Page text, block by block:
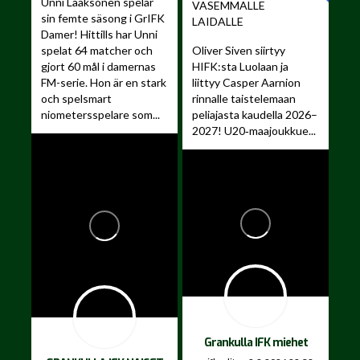
sin femte säsong i GrIFK
Damer! Hittills har Unni
spelat 64 matcher och
gjort 60 mål i damernas
FM-serie. Hon är en stark
och spelsmart
niometersspelare som...
VASEMMALLE
LAIDALLE ️
Oliver Siven siirtyy
HIFK:sta Luolaan ja
liittyy Casper Aarnion
rinnalle taistelemaan
peliajasta kaudella 2026–
2027! U20‑maajoukkue...
Grankulla IFK miehet